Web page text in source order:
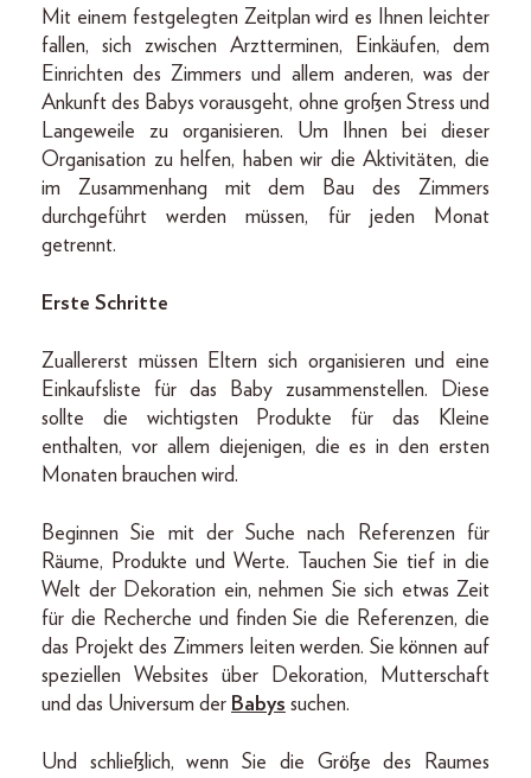
Mit einem festgelegten Zeitplan wird es Ihnen leichter
fallen, sich zwischen Arztterminen, Einkäufen, dem
Einrichten des Zimmers und allem anderen, was der
Ankunft des Babys vorausgeht, ohne großen Stress und
Langeweile zu organisieren. Um Ihnen bei dieser
Organisation zu helfen, haben wir die Aktivitäten, die
im Zusammenhang mit dem Bau des Zimmers
durchgeführt werden müssen, für jeden Monat
getrennt.
Erste Schritte
Zuallererst müssen Eltern sich organisieren und eine
Einkaufsliste für das Baby zusammenstellen. Diese
sollte die wichtigsten Produkte für das Kleine
enthalten, vor allem diejenigen, die es in den ersten
Monaten brauchen wird.
Beginnen Sie mit der Suche nach Referenzen für
Räume, Produkte und Werte. Tauchen Sie tief in die
Welt der Dekoration ein, nehmen Sie sich etwas Zeit
für die Recherche und finden Sie die Referenzen, die
das Projekt des Zimmers leiten werden. Sie können auf
speziellen Websites über Dekoration, Mutterschaft
und das Universum der Babys suchen.
Und schließlich, wenn Sie die Größe des Raumes